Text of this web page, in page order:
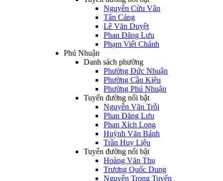
Nguyễn Cửu Vân
Tân Cảng
Lê Văn Duyệt
Phan Đăng Lưu
Phạm Viết Chánh
Phú Nhuận
Danh sách phường
Phường Đức Nhuận
Phường Cầu Kiệu
Phường Phú Nhuận
Tuyến đường nổi bật
Nguyễn Văn Trỗi
Phan Đăng Lưu
Phan Xích Long
Huỳnh Văn Bánh
Trần Huy Liệu
Tuyến đường nổi bật
Hoàng Văn Thụ
Trương Quốc Dung
Nguyễn Trọng Tuyển